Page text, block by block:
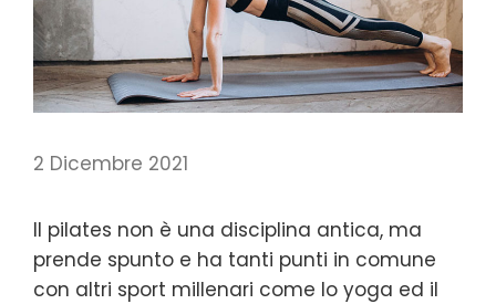
2 Dicembre 2021
Il pilates non è una disciplina antica, ma
prende spunto e ha tanti punti in comune
con altri sport millenari come lo yoga ed il